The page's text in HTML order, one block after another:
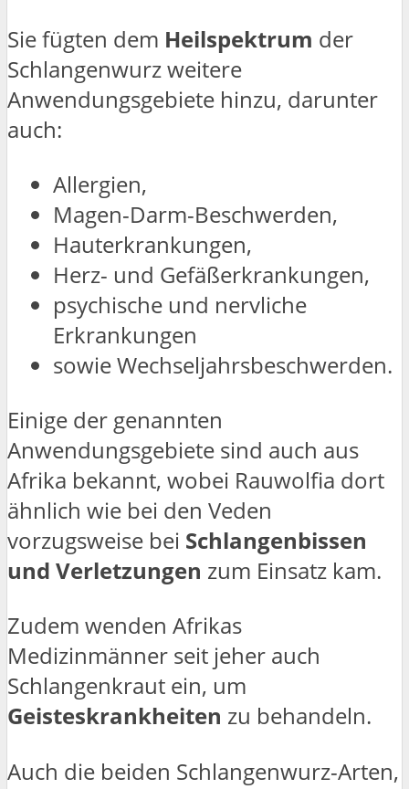
Sie fügten dem Heilspektrum der
Schlangenwurz weitere
Anwendungsgebiete hinzu, darunter
auch:
Allergien,
Magen-Darm-Beschwerden,
Hauterkrankungen,
Herz- und Gefäßerkrankungen,
psychische und nervliche
Erkrankungen
sowie Wechseljahrsbeschwerden.
Einige der genannten
Anwendungsgebiete sind auch aus
Afrika bekannt, wobei Rauwolfia dort
ähnlich wie bei den Veden
vorzugsweise bei Schlangenbissen
und Verletzungen zum Einsatz kam.
Zudem wenden Afrikas
Medizinmänner seit jeher auch
Schlangenkraut ein, um
Geisteskrankheiten zu behandeln.
Auch die beiden Schlangenwurz-Arten,